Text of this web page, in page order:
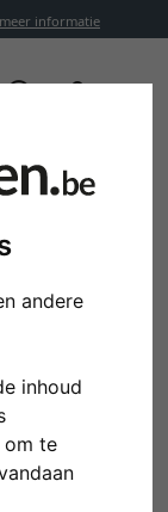
andere
inhoud
om te
meer informatie